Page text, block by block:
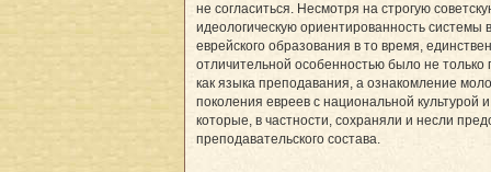
не согласиться. Несмотря на строгую
идеологическую ориентированность системы
еврейского образования в то время,
отличительной особенностью было не
как языка преподавания, а ознакомление
поколения евреев с национальной культурой
которые, в частности, сохраняли и несли
преподавательского состава.